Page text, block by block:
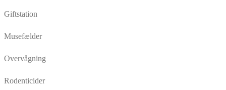
Giftstation
Musefælder
Overvågning
Rodenticider